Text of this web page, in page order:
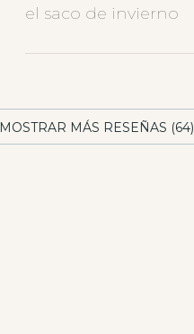
el saco de invierno
MOSTRAR MÁS RESEÑAS (64)